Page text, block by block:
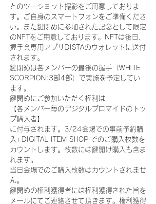
とのツーショット撮影をご用意しておりま
す。ご自身のスマートフォンをご準備くださ
い。また鍵閉めに参加された記念として限定
のNFTをご用意しております。NFTは後日、
握手会専用アプリDISTAのウォレットに送付
されます。
鍵閉めは各メンバーの最後の握手（WHITE
SCORPION:3部4部）で実施を予定してい
ます。
鍵閉めにご参加いただく権利は
【各メンバー毎のデジタルブロマイドのトッ
プ購入者】
に付与されます。3/24会場での事前予約購
入+DIGITAL ITEM SHOP でのご購入枚数を
カウントします。枚数には鍵開け購入も含ま
れます。
当日会場でのご購入枚数はカウントされませ
ん。
鍵閉めの権利獲得者には権利獲得された旨を
メールにてご連絡させて頂きます。権利獲得